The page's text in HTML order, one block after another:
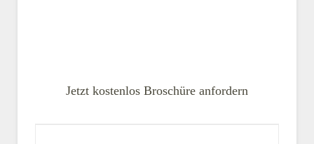
Jetzt kostenlos Broschüre anfordern